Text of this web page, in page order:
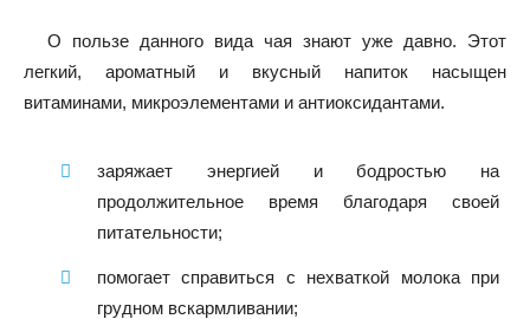
О пользе данного вида чая знают уже давно. Этот
легкий, ароматный и вкусный напиток насыщен
витаминами, микроэлементами и антиоксидантами.
заряжает энергией и бодростью на
продолжительное время благодаря своей
питательности;
помогает справиться с нехваткой молока при
грудном вскармливании;